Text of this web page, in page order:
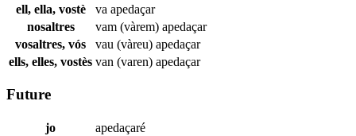
ell, ella, vostè
va apedaçar
nosaltres
vam (vàrem) apedaçar
vosaltres, vós
vau (vàreu) apedaçar
ells, elles, vostès van (varen) apedaçar
Future
jo
apedaçaré